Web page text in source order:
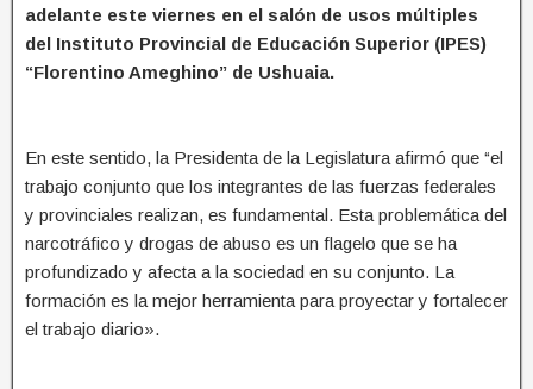
adelante este viernes en el salón de usos múltiples
del Instituto Provincial de Educación Superior (IPES)
“Florentino Ameghino” de Ushuaia.
En este sentido, la Presidenta de la Legislatura afirmó que “el
trabajo conjunto que los integrantes de las fuerzas federales
y provinciales realizan, es fundamental. Esta problemática del
narcotráfico y drogas de abuso es un flagelo que se ha
profundizado y afecta a la sociedad en su conjunto. La
formación es la mejor herramienta para proyectar y fortalecer
el trabajo diario».